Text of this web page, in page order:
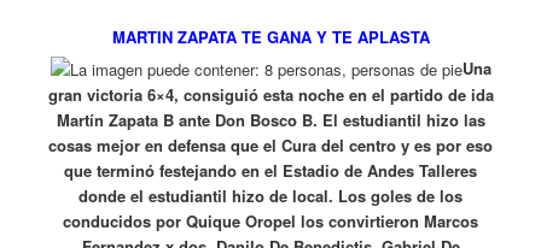
MARTIN ZAPATA TE GANA Y TE APLASTA
Una
gran victoria 6×4, consiguió esta noche en el partido de ida
Martín Zapata B ante Don Bosco B. El estudiantil hizo las
cosas mejor en defensa que el Cura del centro y es por eso
que terminó festejando en el Estadio de Andes Talleres
donde el estudiantil hizo de local. Los goles de los
conducidos por Quique Oropel los convirtieron Marcos